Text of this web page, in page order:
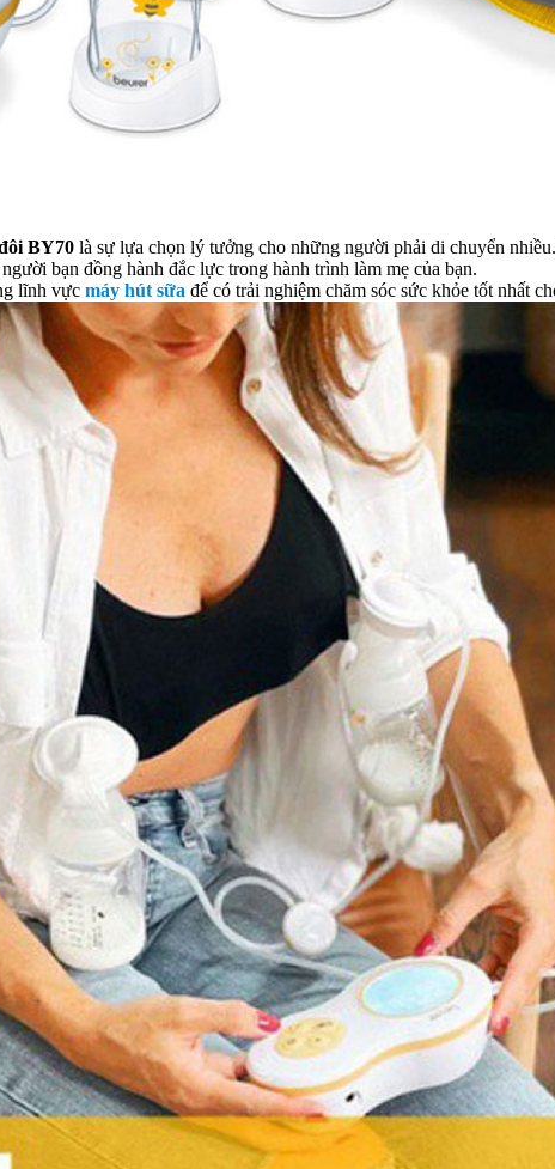
BY70 là sự lựa chọn lý tưởng cho những người phải di chuyển
bạn đồng hành đắc lực trong hành trình làm mẹ của bạn.
lĩnh vực máy hút sữa để có trải nghiệm chăm sóc sức khỏe tốt nhất